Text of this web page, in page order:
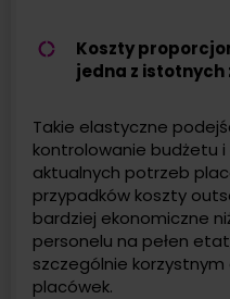
Koszty
jedna z
Takie elastyczne
kontrolowanie budżetu
aktualnych potrzeb
przypadków koszty
bardziej ekonomiczne
personelu na pełen
szczególnie
placówek.